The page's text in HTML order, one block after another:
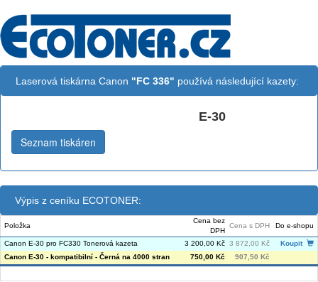
Laserová tiskárna Canon "FC 336" používá následující kazety:
E-30
Seznam tiskáren
Výpis z ceníku ECOTONER:
Položka
Cena bez
DPH
Cena s DPH Do e-shopu
Canon E-30 pro FC330 Tonerová kazeta 3 200,00 Kč 3 872,00 Kč
Koupit
Canon E-30 - kompatibilní - Černá na 4000 stran
750,00 Kč 907,50 Kč